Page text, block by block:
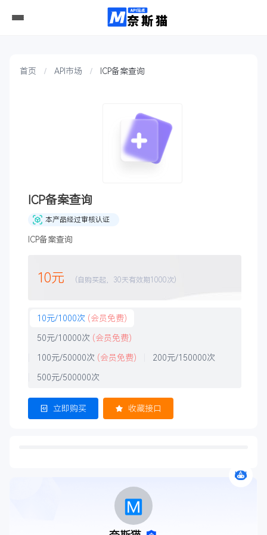
首页 API市场 ICP备案查询
ICP备案查询
本产品经过审核认证
ICP备案查询
10元 (自购买起，30天有效期1000次)
10元/1000次 (会员免费)
50元/10000次 (会员免费)
100元/50000次 (会员免费) 200元/150000次
500元/500000次
立即购买 收藏接口